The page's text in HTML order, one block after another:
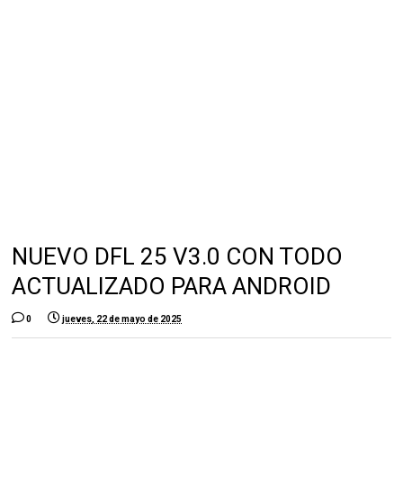
NUEVO DFL 25 V3.0 CON TODO
ACTUALIZADO PARA ANDROID
0 jueves, 22 de mayo de 2025